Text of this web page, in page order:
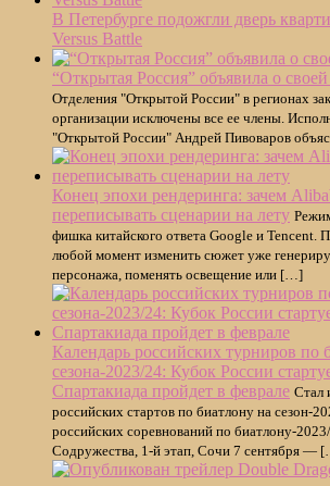
В Петербурге подожгли дверь
Versus Battle
“Открытая Россия” объявила о
Отделения "Открытой России" в регионах
организации исключены все ее члены.
"Открытой России" Андрей Пивоваров
Конец эпохи рендеринга: зачем
переписывать сценарии на лету
фишка китайского ответа Google и Tencent.
любой момент изменить сюжет уже
персонажа, поменять освещение или […]
Календарь российских турниров по
сезона-2023/24: Кубок России
Спартакиада пройдет в феврале Стал
российских стартов по биатлону на сезон-
российских соревнований по биатлону-
Содружества, 1-й этап, Сочи 7 сентября —